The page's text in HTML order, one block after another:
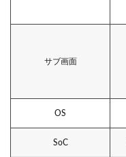
サブ画面
OS
SoC